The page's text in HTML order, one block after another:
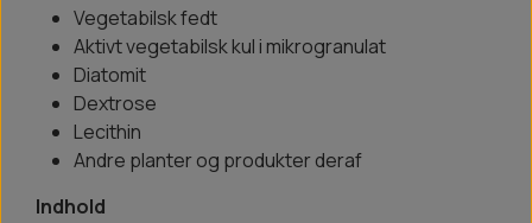
Vegetabilsk fedt
Aktivt vegetabilsk kul i mikrogranulat
Diatomit
Dextrose
Lecithin
Andre planter og produkter deraf
Indhold